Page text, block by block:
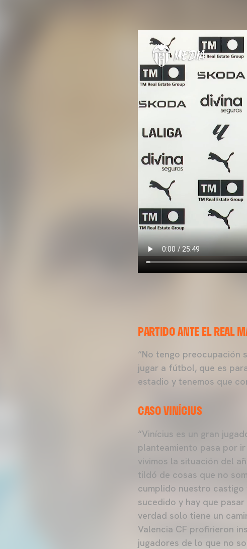
PARTIDO ANTE EL REAL
“No tengo preocupación
jugar a fútbol, que es
estadio y tenemos que
CASO VINÍCIUS
“Vinícius es un gran
planteamiento pasa por
vivimos la situación del
tildó de cosas que no
cumplido nuestro castigo
sucedido y hay que
verdad solo tiene un
Valencia CF profirieron
jugadores de lo que no